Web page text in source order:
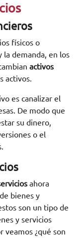
físicos o
demanda, en los
activos
activos.
es canalizar el
De modo que
su dinero,
o el
ahora
bienes y
son un tipo de
y servicios
veamos ¿qué son